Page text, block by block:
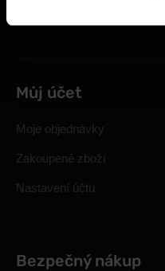
Můj účet
Moje objednávky
Zakoupené zboží
Nastavení účtu
Bezpečný nákup